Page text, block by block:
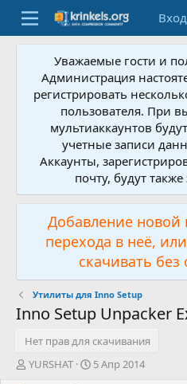
Вход
Уважаемые гости и
Администрация
регистрировать
пользователя. При
мультиаккаунтов
учетные записи
Аккаунты,
почту, будут
Добавление новой
перехода в неё,
скачивать
Утилиты для Inno Setup
Inno Setup Unpacker
Нет прав для скачивания
А
YURSHAT
Д
5 Апр 2014